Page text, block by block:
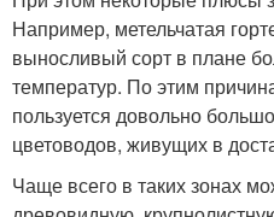
Например, метельчатая
выносливый сорт в плане
температур. По этим
пользуется довольно
цветоводов, живущих в
Чаще всего в таких зонах